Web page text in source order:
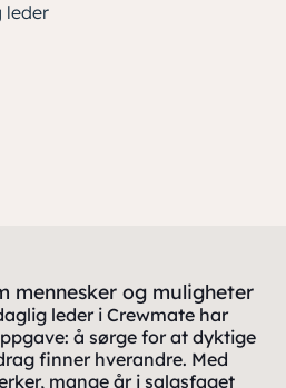
leder
mennesker og muligheter
leder i Crewmate har
å sørge for at dyktige
finner hverandre. Med
mange år i salgsfaget